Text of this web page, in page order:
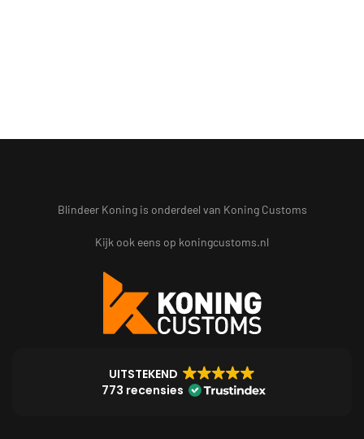
Blindeer Koning is onderdeel van Koning Customs
Kijk ook eens op koningcustoms.nl
UITSTEKEND
773 recensies